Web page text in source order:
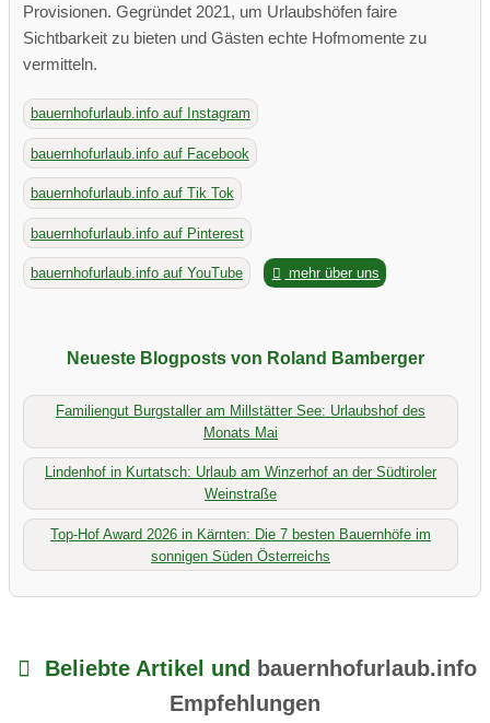
Beliebte Artikel und
bauernhofurlaub.info
Empfehlungen
Provisionen. Gegründet 2021, um Urlaubshöfen faire
Sichtbarkeit zu bieten und Gästen echte Hofmomente zu
vermitteln.
bauernhofurlaub.info auf Instagram
bauernhofurlaub.info auf Facebook
bauernhofurlaub.info auf Tik Tok
bauernhofurlaub.info auf Pinterest
bauernhofurlaub.info auf YouTube mehr über uns
Neueste Blogposts von Roland Bamberger
Familiengut Burgstaller am Millstätter See: Urlaubshof des
Monats Mai
Lindenhof in Kurtatsch: Urlaub am Winzerhof an der Südtiroler
Weinstraße
Top-Hof Award 2026 in Kärnten: Die 7 besten Bauernhöfe im
sonnigen Süden Österreichs